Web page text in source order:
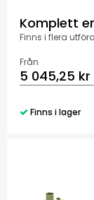
Komplett
Finns i flera
Från
5 045,25 kr
Finns i lager